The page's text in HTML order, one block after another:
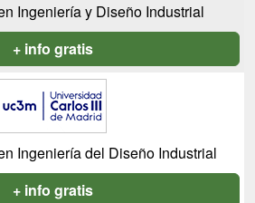
Ingeniería y Diseño Industrial
+ info gratis
Ingeniería del Diseño Industrial
+ info gratis